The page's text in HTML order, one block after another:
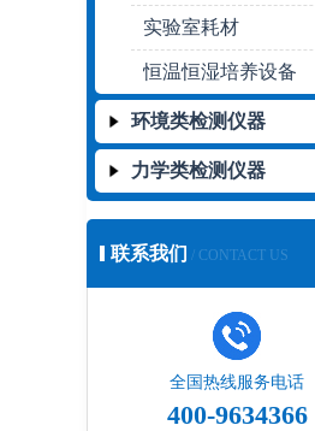
实验室耗材
恒温恒湿培养设备
环境类检测仪器
力学类检测仪器
联系我们 / CONTACT US
全国热线服务电话
400-9634366